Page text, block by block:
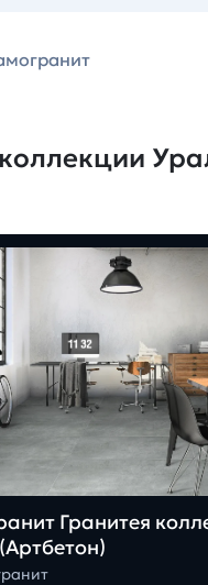
Гранитея